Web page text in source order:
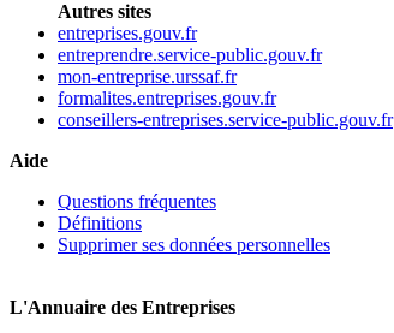
Autres sites
entreprises.gouv.fr
entreprendre.service-public.gouv.fr
mon-entreprise.urssaf.fr
formalites.entreprises.gouv.fr
conseillers-entreprises.service-public.gouv.fr
Aide
Questions fréquentes
Définitions
Supprimer ses données personnelles
L'Annuaire des Entreprises